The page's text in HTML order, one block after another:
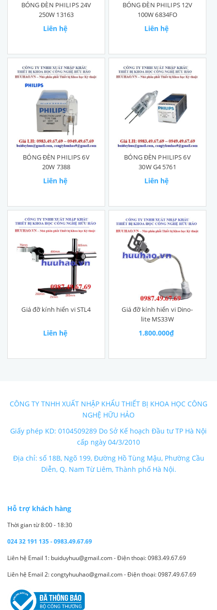
BÓNG ĐÈN PHILIPS 24V
250W 13163
Liên hệ
BÓNG ĐÈN PHILIPS 12V
100W 6834FO
Liên hệ
BÓNG ĐÈN PHILIPS 6V
20W 7388
Liên hệ
BÓNG ĐÈN PHILIPS 6V
30W G4 5761
Liên hệ
Giá đỡ kính hiển vi STL4
Liên hệ
Giá đỡ kính hiển vi Dino-
lite MS33W
1.800.000₫
CÔNG TY TNHH XUẤT NHẬP KHẨU THIẾT BỊ KHOA HỌC CÔNG
NGHỆ HỮU HẢO
Giấy phép KD: 0104509289 Do Sở Kế hoạch Đầu tư TP Hà Nội
cấp ngày 04/3/2010
Địa chỉ: số 18B, Ngõ 199, Đường Hồ Tùng Mậu, Phường Cầu
Diễn, Q. Nam Từ Liêm, Thành phố Hà Nội.
Hỗ trợ khách hàng
Thời gian từ 8:00 - 18:30
024 32 191 135 - 0983.49.67.69
Liên hệ Email 1: buiduyhuu@gmail.com - Điện thoại: 0983.49.67.69
Liên hệ Email 2: congtyhuuhao@gmail.com - Điện thoại: 0987.49.67.69